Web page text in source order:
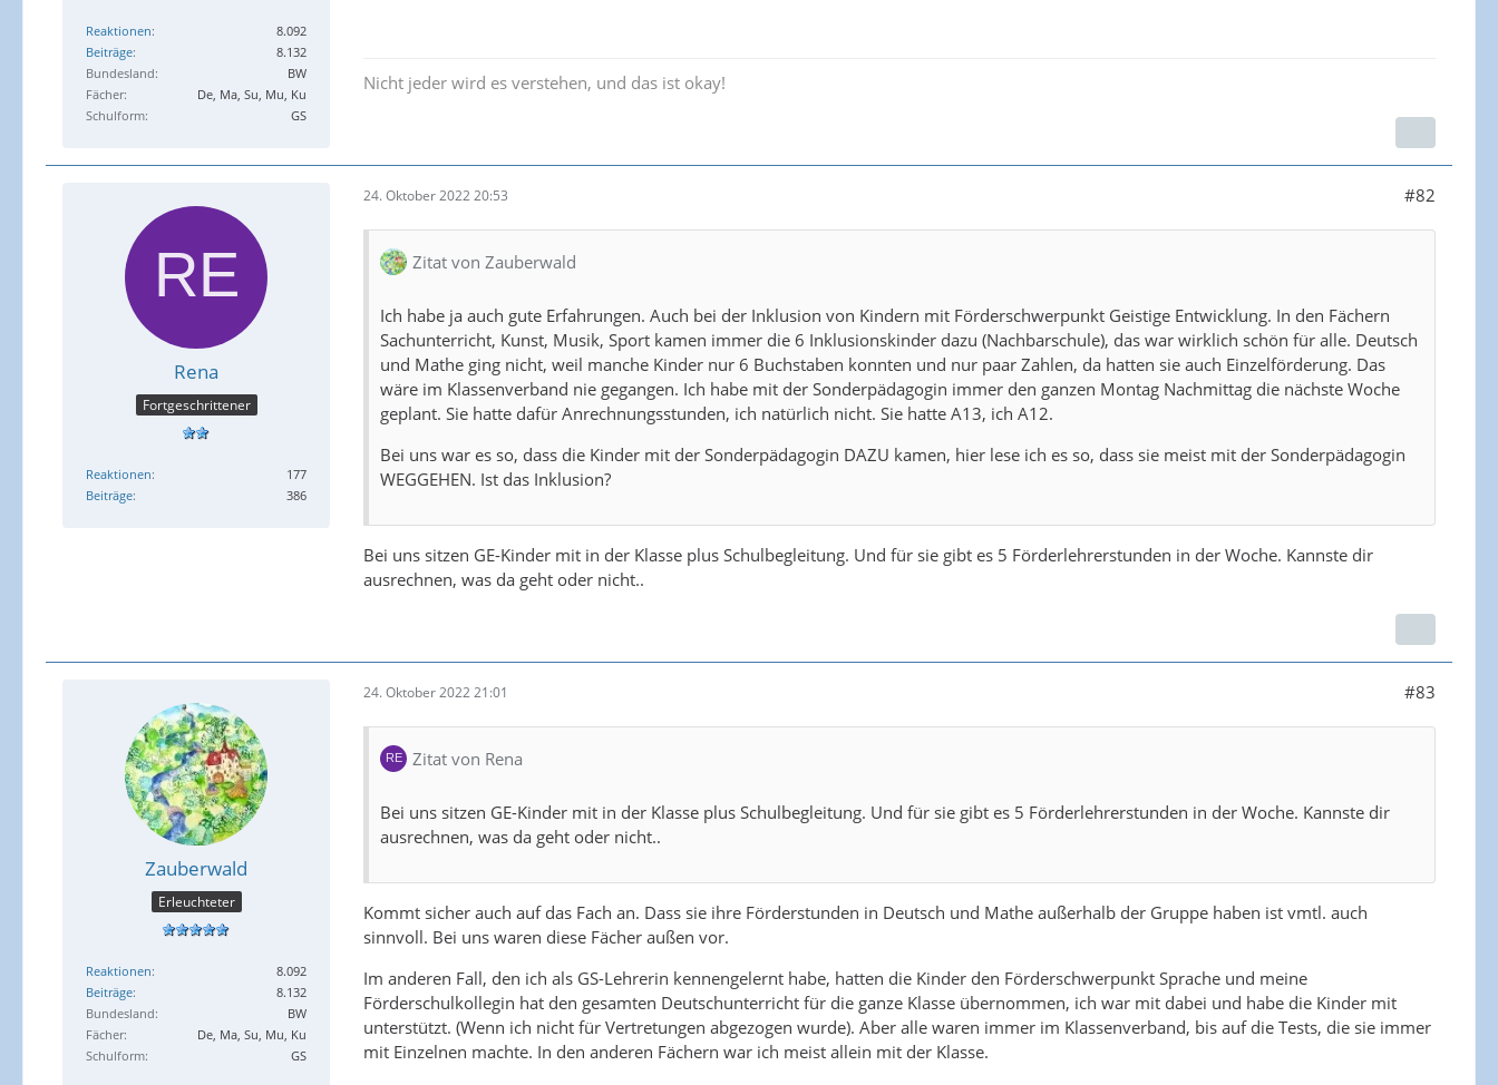
Reaktionen
8.092
Beiträge
8.132
Bundesland
BW
Fächer
De, Ma, Su, Mu, Ku
Schulform
GS
Nicht jeder wird es verstehen, und das ist okay!
Rena
Fortgeschrittener
Reaktionen
177
Beiträge
386
24. Oktober 2022 20:53 #82
Zitat von Zauberwald
Ich habe ja auch gute Erfahrungen. Auch bei der Inklusion von Kindern mit Förderschwerpunkt Geistige Entwicklung. In den Fächern
Sachunterricht, Kunst, Musik, Sport kamen immer die 6 Inklusionskinder dazu (Nachbarschule), das war wirklich schön für alle. Deutsch
und Mathe ging nicht, weil manche Kinder nur 6 Buchstaben konnten und nur paar Zahlen, da hatten sie auch Einzelförderung. Das
wäre im Klassenverband nie gegangen. Ich habe mit der Sonderpädagogin immer den ganzen Montag Nachmittag die nächste Woche
geplant. Sie hatte dafür Anrechnungsstunden, ich natürlich nicht. Sie hatte A13, ich A12.
Bei uns war es so, dass die Kinder mit der Sonderpädagogin DAZU kamen, hier lese ich es so, dass sie meist mit der Sonderpädagogin
WEGGEHEN. Ist das Inklusion?
Bei uns sitzen GE-Kinder mit in der Klasse plus Schulbegleitung. Und für sie gibt es 5 Förderlehrerstunden in der Woche. Kannste dir
ausrechnen, was da geht oder nicht..
Zauberwald
Erleuchteter
Reaktionen
8.092
Beiträge
8.132
Bundesland
BW
Fächer
De, Ma, Su, Mu, Ku
Schulform
GS
24. Oktober 2022 21:01 #83
Zitat von Rena
Bei uns sitzen GE-Kinder mit in der Klasse plus Schulbegleitung. Und für sie gibt es 5 Förderlehrerstunden in der Woche. Kannste dir
ausrechnen, was da geht oder nicht..
Kommt sicher auch auf das Fach an. Dass sie ihre Förderstunden in Deutsch und Mathe außerhalb der Gruppe haben ist vmtl. auch
sinnvoll. Bei uns waren diese Fächer außen vor.
Im anderen Fall, den ich als GS-Lehrerin kennengelernt habe, hatten die Kinder den Förderschwerpunkt Sprache und meine
Förderschulkollegin hat den gesamten Deutschunterricht für die ganze Klasse übernommen, ich war mit dabei und habe die Kinder mit
unterstützt. (Wenn ich nicht für Vertretungen abgezogen wurde). Aber alle waren immer im Klassenverband, bis auf die Tests, die sie immer
mit Einzelnen machte. In den anderen Fächern war ich meist allein mit der Klasse.